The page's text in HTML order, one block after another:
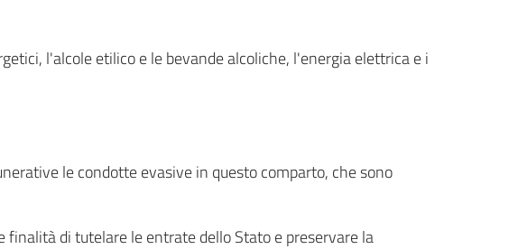
l'alcole etilico e le bevande alcoliche, l'energia elettrica e i
le condotte evasive in questo comparto, che sono
di tutelare le entrate dello Stato e preservare la